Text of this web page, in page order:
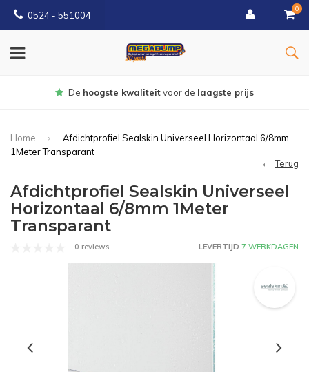
0524 - 551004
0
Gratisbezorgd vanaf €150
Home
Afdichtprofiel Sealskin Universeel Horizontaal 6/8mm
1Meter Transparant
Terug
Afdichtprofiel Sealskin Universeel
Horizontaal 6/8mm 1Meter
Transparant
0 reviews LEVERTIJD 7 WERKDAGEN